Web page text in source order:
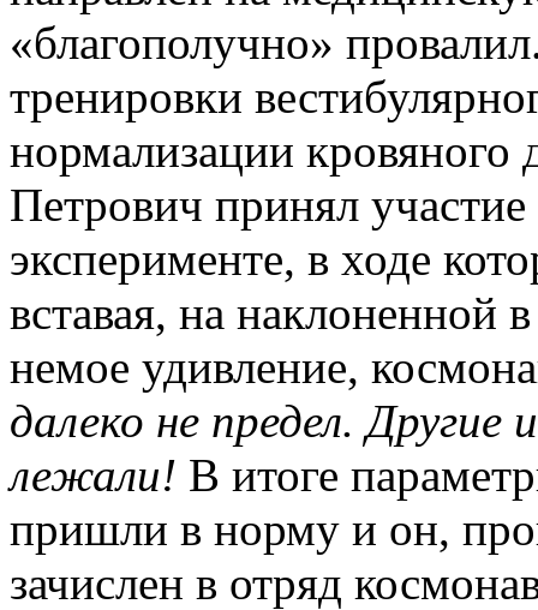
«благополучно»
тренировки
нормализации
Петрович принял
эксперименте, в ходе
вставая, на наклоненной
немое удивление,
далеко не предел.
лежали! В итоге
пришли в норму и он,
зачислен в отряд